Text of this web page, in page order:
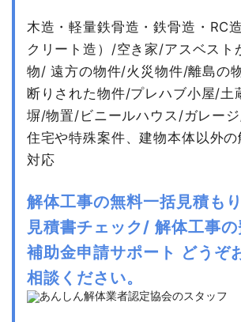
木造・軽量鉄骨造・鉄骨造・RC
クリート造）/空き家/アスベスト
物/ 遠方の物件/火災物件/離島の
断りされた物件/プレハブ小屋/土
塀/物置/ビニールハウス/ガレー
住宅や特殊案件、建物本体以外の
対応
解体工事の無料一括見積も
見積書チェック/ 解体工事
補助金申請サポート どうぞ
相談ください。